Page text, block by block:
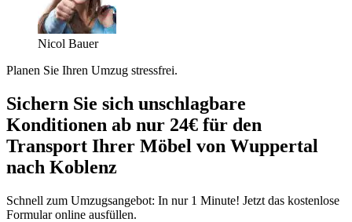
Nicol Bauer
Planen Sie Ihren Umzug stressfrei.
Sichern Sie sich unschlagbare
Konditionen ab nur 24€ für den
Transport Ihrer Möbel von Wuppertal
nach Koblenz
Schnell zum Umzugsangebot: In nur 1 Minute! Jetzt das kostenlose
Formular online ausfüllen.